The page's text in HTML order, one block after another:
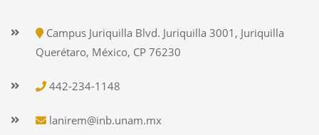
Campus Juriquilla Blvd. Juriquilla 3001, Juriquilla
Querétaro, México, CP 76230
442-234-1148
lanirem@inb.unam.mx